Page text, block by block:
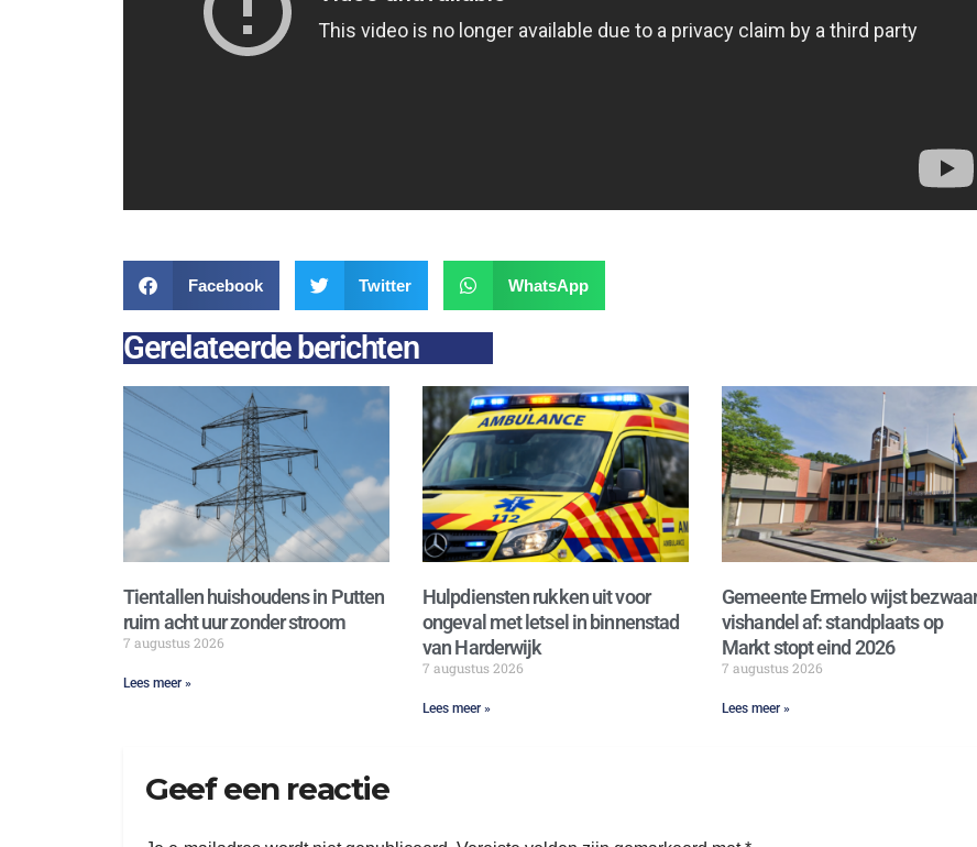
Facebook Twitter WhatsApp
Gerelateerde berichten
Tientallen huishoudens in Putten
ruim acht uur zonder stroom
7 augustus 2026
Lees meer »
Hulpdiensten rukken uit voor
ongeval met letsel in binnenstad
van Harderwijk
7 augustus 2026
Lees meer »
Gemeente Ermelo wijst bezwaar
vishandel af: standplaats op
Markt stopt eind 2026
7 augustus 2026
Lees meer »
Geef een reactie